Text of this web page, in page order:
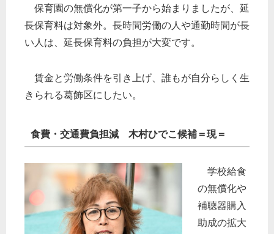
保育園の無償化が第一子から始まりましたが、延
長保育料は対象外。長時間労働の人や通勤時間が長
い人は、延長保育料の負担が大変です。
賃金と労働条件を引き上げ、誰もが自分らしく生
きられる葛飾区にしたい。
食費・交通費負担減 木村ひでこ候補＝現＝
学校給食
の無償化や
補聴器購入
助成の拡大